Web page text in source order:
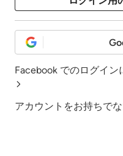
Facebook でのログイン
アカウントをお持ちで